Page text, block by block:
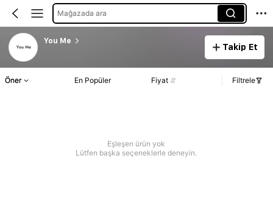
Mağazada ara
You Me
Takip Et
Öner En Popüler Fiyat Filtrele
Eşleşen ürün yok
Lütfen başka seçeneklerle deneyin.